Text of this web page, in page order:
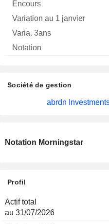
Société de gestion
abrdn
Notation Morningstar
Profil
Actif total
au 31/07/2026